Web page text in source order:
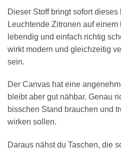
Dieser Stoff bringt sofort
Leuchtende Zitronen auf
lebendig und einfach richtig
wirkt modern und gleichzeitig
sein.
Der Canvas hat eine
bleibt aber gut nähbar. Genau
bisschen Stand brauchen und
wirken sollen.
Daraus nähst du Taschen, die